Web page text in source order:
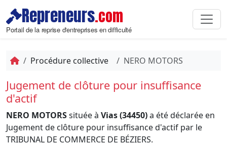
Repreneurs.com
Portail de la reprise d'entreprises en difficulté
Procédure collective NERO MOTORS
Jugement de clôture pour insuffisance
d'actif
NERO MOTORSsituée à Vias (34450)a été déclarée en
Jugement de clôture pour insuffisance d'actif par le
TRIBUNAL DE COMMERCE DE BÉZIERS.